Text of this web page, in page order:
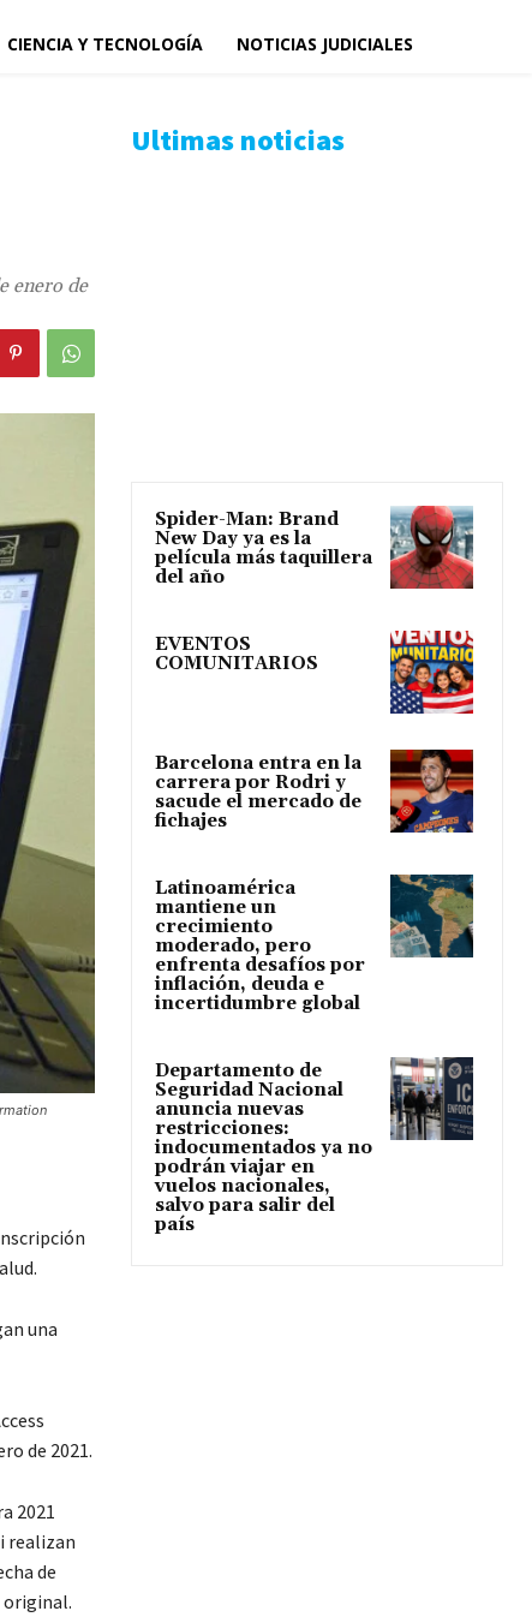
CIENCIA Y TECNOLOGÍA NOTICIAS JUDICIALES
enero de
una
de 2021.
2021
realizan
de
original.
Ultimas noticias
Spider-Man: Brand
New Day ya es la
película más taquillera
del año
EVENTOS
COMUNITARIOS
Barcelona entra en la
carrera por Rodri y
sacude el mercado de
fichajes
Latinoamérica
mantiene un
crecimiento
moderado, pero
enfrenta desafíos por
inflación, deuda e
incertidumbre global
Departamento de
Seguridad Nacional
anuncia nuevas
restricciones:
indocumentados ya no
podrán viajar en
vuelos nacionales,
salvo para salir del
país